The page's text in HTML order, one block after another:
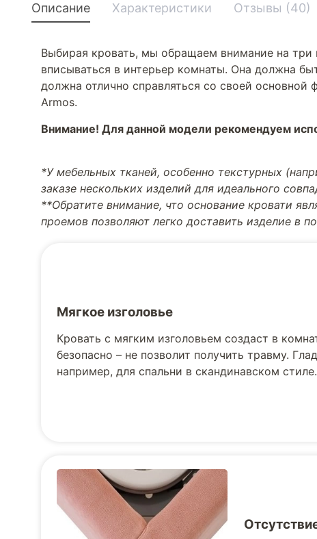
Описание Характеристики Отзывы (40)
Выбирая кровать, мы обращаем внимание на три
вписываться в интерьер комнаты. Она должна
должна отлично справляться со своей
Armos.
Внимание! Для данной модели рекомендуем
*У мебельных тканей, особенно текстурных
заказе нескольких изделий для идеального
**Обратите внимание, что основание кровати
проемов позволяют легко доставить изделие в
Мягкое изголовье
Кровать с мягким изголовьем создаст в
безопасно – не позволит получить травму.
например, для спальни в скандинавском стиле.